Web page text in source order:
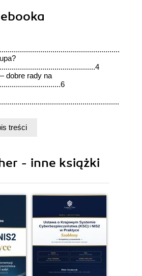
ebooka
dobre rady na
i zasięgów
do ludzi na
treści
- inne książki